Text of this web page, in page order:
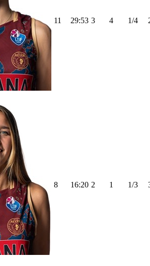
11 29:53 3 4 1/4
8 16:20 2 1 1/3